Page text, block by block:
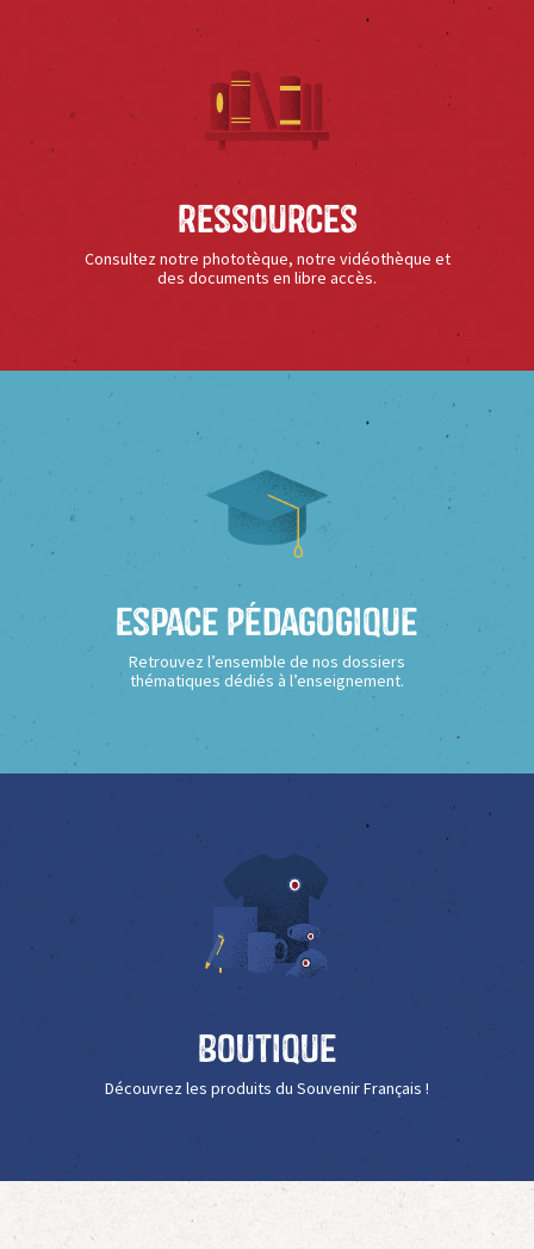
Ressources
Consultez notre phototèque, notre vidéothèque et
des documents en libre accès.
Espace Pédagogique
Retrouvez l’ensemble de nos dossiers
thématiques dédiés à l’enseignement.
Boutique
Découvrez les produits du Souvenir Français !